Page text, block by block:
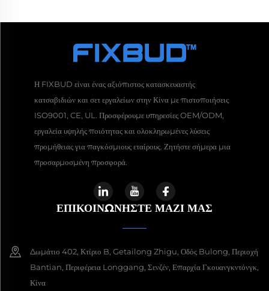
Η FIXBUD είναι ένας αξιόπιστος κατασκευαστής
κατσαβιδιών και σετ εργαλείων στην Κίνα με πιστοποιήσεις
ISO9001, CE, UL. Προσφέρουμε υπηρεσίες OEM/ODM,
εργαλεία υψηλής ποιότητας και ολοκληρωμένες λύσεις
προμήθειας για παγκόσμιους εταίρους. Ζητήστε σήμερα μια
προσαρμοσμένη προσφορά.
ΕΠΙΚΟΙΝΩΝΉΣΤΕ ΜΑΖΊ ΜΑΣ
Δωμάτιο 402, Κτίριο B, Getailong Zhigu, Οδός Bulong, Περιοχή
Bantian, Περιφέρεια Longgang, Σενζέν, Επαρχία Γκουανγκντόνγκ,
Κίνα